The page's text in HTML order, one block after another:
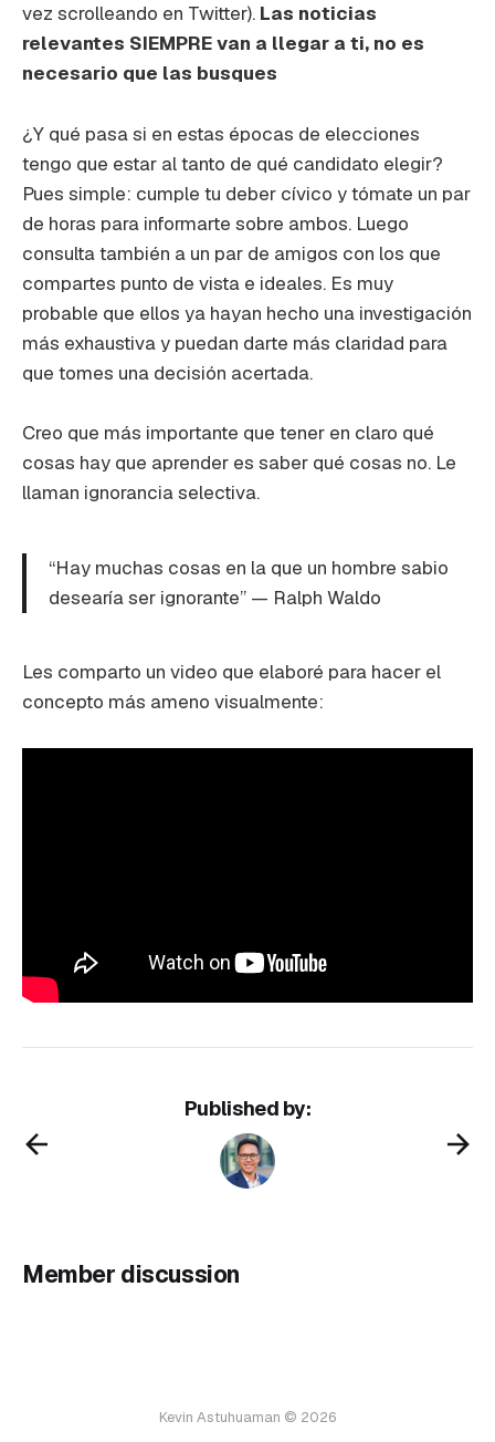
vez scrolleando en Twitter). Las noticias
relevantes SIEMPRE van a llegar a ti, no es
necesario que las busques
¿Y qué pasa si en estas épocas de elecciones
tengo que estar al tanto de qué candidato elegir?
Pues simple: cumple tu deber cívico y tómate un par
de horas para informarte sobre ambos. Luego
consulta también a un par de amigos con los que
compartes punto de vista e ideales. Es muy
probable que ellos ya hayan hecho una investigación
más exhaustiva y puedan darte más claridad para
que tomes una decisión acertada.
Creo que más importante que tener en claro qué
cosas hay que aprender es saber qué cosas no. Le
llaman ignorancia selectiva.
“Hay muchas cosas en la que un hombre sabio
desearía ser ignorante” — Ralph Waldo
Les comparto un video que elaboré para hacer el
concepto más ameno visualmente:
Published by:
Member discussion
Kevin Astuhuaman © 2026